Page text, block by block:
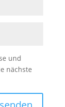
und
nächste